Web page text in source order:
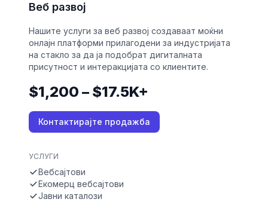
Веб развој
Нашите услуги за веб развој создаваат моќни
онлајн платформи прилагодени за индустријата
на стакло за да ја подобрат дигиталната
присутност и интеракцијата со клиентите.
$1,200 – $17.5K+
Контактирајте продажба
УСЛУГИ
Вебсајтови
Екомерц вебсајтови
Јавни каталози